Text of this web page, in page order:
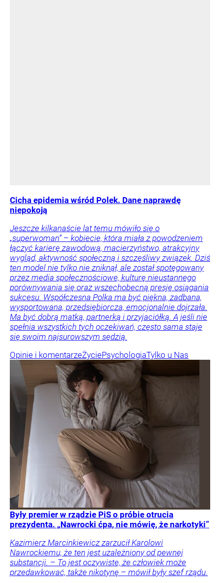
Cicha epidemia wśród Polek. Dane naprawdę
niepokoją
Jeszcze kilkanaście lat temu mówiło się o
„superwoman” – kobiecie, która miała z powodzeniem
łączyć karierę zawodową, macierzyństwo, atrakcyjny
wygląd, aktywność społeczną i szczęśliwy związek. Dziś
ten model nie tylko nie zniknął, ale został spotęgowany
przez media społecznościowe, kulturę nieustannego
porównywania się oraz wszechobecną presję osiągania
sukcesu. Współczesna Polka ma być piękna, zadbana,
wysportowana, przedsiębiorcza, emocjonalnie dojrzała.
Ma być dobrą matką, partnerką i przyjaciółką. A jeśli nie
spełnia wszystkich tych oczekiwań, często sama staje
się swoim najsurowszym sędzią.
Opinie i komentarzeŻyciePsychologiaTylko u Nas
Były premier w rządzie PiS o próbie otrucia
prezydenta. „Nawrocki ćpa, nie mówię, że narkotyki”
Kazimierz Marcinkiewicz zarzucił Karolowi
Nawrockiemu, że ten jest uzależniony od pewnej
substancji. – To jest oczywiste, że człowiek może
przedawkować, także nikotynę – mówił były szef rządu.